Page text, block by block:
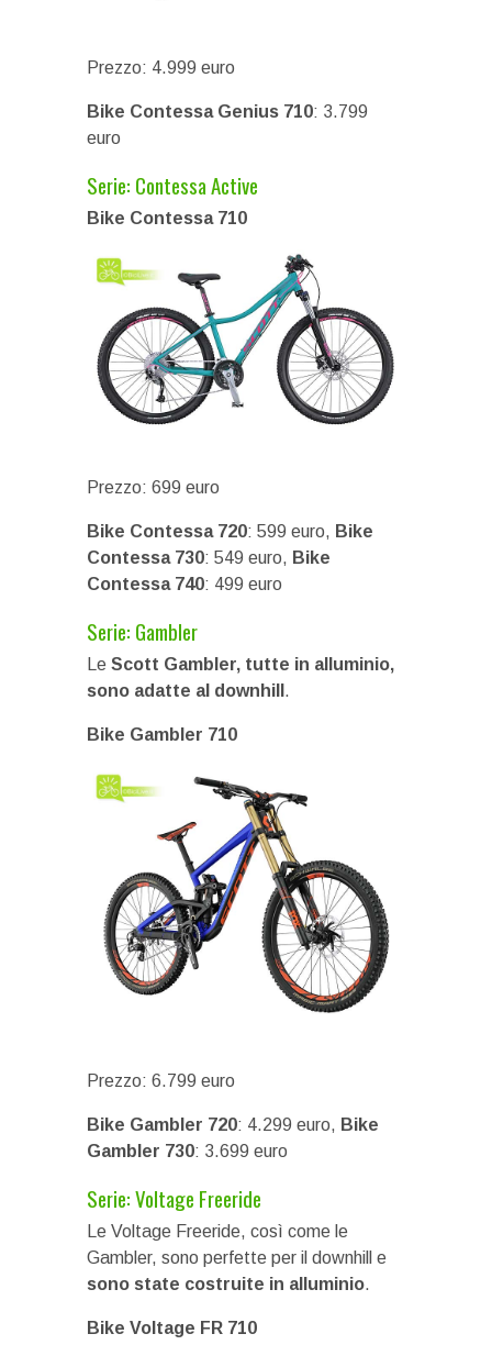
Prezzo: 4.999 euro
Bike Contessa Genius 710: 3.799
euro
Serie: Contessa Active
Bike Contessa 710
Prezzo: 699 euro
Bike Contessa 720: 599 euro, Bike
Contessa 730: 549 euro, Bike
Contessa 740: 499 euro
Serie: Gambler
Le Scott Gambler, tutte in alluminio,
sono adatte al downhill .
Bike Gambler 710
Prezzo: 6.799 euro
Bike Gambler 720: 4.299 euro, Bike
Gambler 730: 3.699 euro
Serie: Voltage Freeride
Le Voltage Freeride, così come le
Gambler, sono perfette per il downhill e
sono state costruite in alluminio.
Bike Voltage FR 710